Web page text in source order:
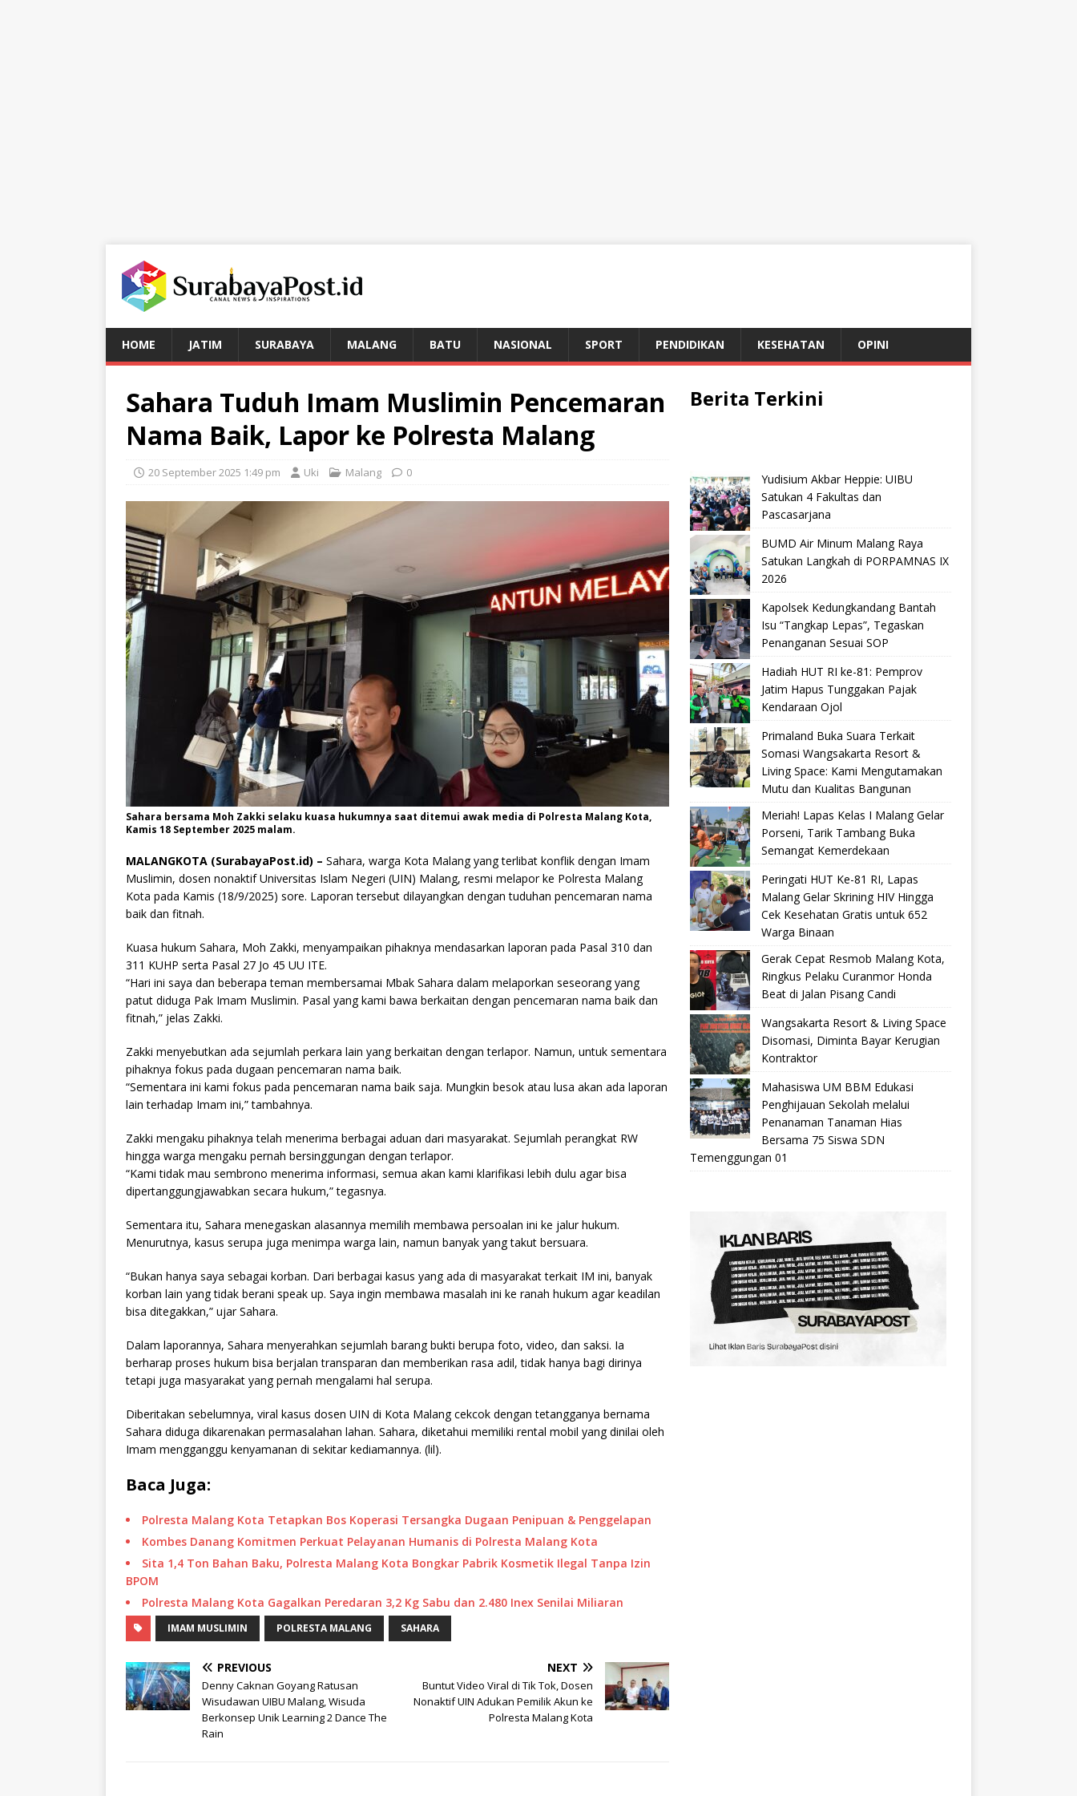
HOME JATIM SURABAYA MALANG BATU NASIONAL SPORT PENDIDIKAN KESEHATAN OPINI
Sahara Tuduh Imam Muslimin Pencemaran
Nama Baik, Lapor ke Polresta Malang
20 September 2025 1:49 pm Uki Malang 0
Sahara bersama Moh Zakki selaku kuasa hukumnya saat ditemui awak media di Polresta Malang Kota,
Kamis 18 September 2025 malam.
MALANGKOTA (SurabayaPost.id) – Sahara, warga Kota Malang yang terlibat konflik dengan Imam
Muslimin, dosen nonaktif Universitas Islam Negeri (UIN) Malang, resmi melapor ke Polresta Malang
Kota pada Kamis (18/9/2025) sore. Laporan tersebut dilayangkan dengan tuduhan pencemaran nama
baik dan fitnah.
Kuasa hukum Sahara, Moh Zakki, menyampaikan pihaknya mendasarkan laporan pada Pasal 310 dan
311 KUHP serta Pasal 27 Jo 45 UU ITE.
“Hari ini saya dan beberapa teman membersamai Mbak Sahara dalam melaporkan seseorang yang
patut diduga Pak Imam Muslimin. Pasal yang kami bawa berkaitan dengan pencemaran nama baik dan
fitnah,” jelas Zakki.
Zakki menyebutkan ada sejumlah perkara lain yang berkaitan dengan terlapor. Namun, untuk sementara
pihaknya fokus pada dugaan pencemaran nama baik.
“Sementara ini kami fokus pada pencemaran nama baik saja. Mungkin besok atau lusa akan ada laporan
lain terhadap Imam ini,” tambahnya.
Zakki mengaku pihaknya telah menerima berbagai aduan dari masyarakat. Sejumlah perangkat RW
hingga warga mengaku pernah bersinggungan dengan terlapor.
“Kami tidak mau sembrono menerima informasi, semua akan kami klarifikasi lebih dulu agar bisa
dipertanggungjawabkan secara hukum,” tegasnya.
Sementara itu, Sahara menegaskan alasannya memilih membawa persoalan ini ke jalur hukum.
Menurutnya, kasus serupa juga menimpa warga lain, namun banyak yang takut bersuara.
“Bukan hanya saya sebagai korban. Dari berbagai kasus yang ada di masyarakat terkait IM ini, banyak
korban lain yang tidak berani speak up. Saya ingin membawa masalah ini ke ranah hukum agar keadilan
bisa ditegakkan,” ujar Sahara.
Dalam laporannya, Sahara menyerahkan sejumlah barang bukti berupa foto, video, dan saksi. Ia
berharap proses hukum bisa berjalan transparan dan memberikan rasa adil, tidak hanya bagi dirinya
tetapi juga masyarakat yang pernah mengalami hal serupa.
Diberitakan sebelumnya, viral kasus dosen UIN di Kota Malang cekcok dengan tetangganya bernama
Sahara diduga dikarenakan permasalahan lahan. Sahara, diketahui memiliki rental mobil yang dinilai oleh
Imam mengganggu kenyamanan di sekitar kediamannya. (lil).
Baca Juga:
Polresta Malang Kota Tetapkan Bos Koperasi Tersangka Dugaan Penipuan & Penggelapan
Kombes Danang Komitmen Perkuat Pelayanan Humanis di Polresta Malang Kota
Sita 1,4 Ton Bahan Baku, Polresta Malang Kota Bongkar Pabrik Kosmetik Ilegal Tanpa Izin
BPOM
Polresta Malang Kota Gagalkan Peredaran 3,2 Kg Sabu dan 2.480 Inex Senilai Miliaran
IMAM MUSLIMIN POLRESTA MALANG SAHARA
PREVIOUS
Denny Caknan Goyang Ratusan
Wisudawan UIBU Malang, Wisuda
Berkonsep Unik Learning 2 Dance The
Rain
NEXT
Buntut Video Viral di Tik Tok, Dosen
Nonaktif UIN Adukan Pemilik Akun ke
Polresta Malang Kota
Berita Terkini
Yudisium Akbar Heppie: UIBU
Satukan 4 Fakultas dan
Pascasarjana
BUMD Air Minum Malang Raya
Satukan Langkah di PORPAMNAS IX
2026
Kapolsek Kedungkandang Bantah
Isu “Tangkap Lepas”, Tegaskan
Penanganan Sesuai SOP
Hadiah HUT RI ke-81: Pemprov
Jatim Hapus Tunggakan Pajak
Kendaraan Ojol
Primaland Buka Suara Terkait
Somasi Wangsakarta Resort &
Living Space: Kami Mengutamakan
Mutu dan Kualitas Bangunan
Meriah! Lapas Kelas I Malang Gelar
Porseni, Tarik Tambang Buka
Semangat Kemerdekaan
Peringati HUT Ke-81 RI, Lapas
Malang Gelar Skrining HIV Hingga
Cek Kesehatan Gratis untuk 652
Warga Binaan
Gerak Cepat Resmob Malang Kota,
Ringkus Pelaku Curanmor Honda
Beat di Jalan Pisang Candi
Wangsakarta Resort & Living Space
Disomasi, Diminta Bayar Kerugian
Kontraktor
Mahasiswa UM BBM Edukasi
Penghijauan Sekolah melalui
Penanaman Tanaman Hias
Bersama 75 Siswa SDN
Temenggungan 01